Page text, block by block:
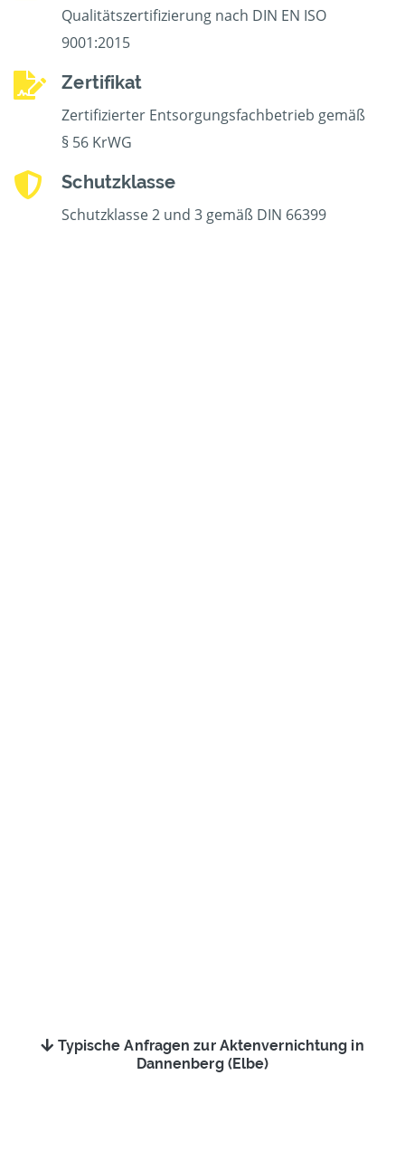
Qualitätszertifizierung nach DIN EN ISO
9001:2015
Zertifikat
Zertifizierter Entsorgungsfachbetrieb gemäß
§ 56 KrWG
Schutzklasse
Schutzklasse 2 und 3 gemäß DIN 66399
Typische Anfragen zur Aktenvernichtung in
Dannenberg (Elbe)